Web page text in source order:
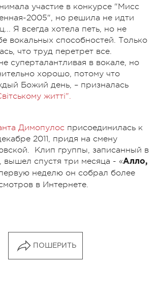
участие в конкурсе "Мисс
2005", но решила не идти
Я всегда хотела петь, но не
вокальных способностей. Только
что труд перетрет все.
суперталантливая в вокале, но
хорошо, потому что
Божий день, – призналась
житті".
Димопулос присоединилась к
2011, придя на смену
Клип группы, записанный в
вышел спустя три месяца - «Алло,
неделю он собрал более
в Интернете.
ПОШЕРИТЬ